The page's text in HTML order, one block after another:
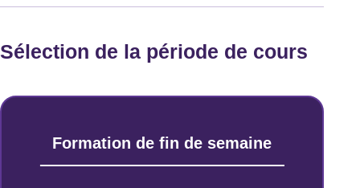
Sélection de la période de cours
Formation de fin de semaine